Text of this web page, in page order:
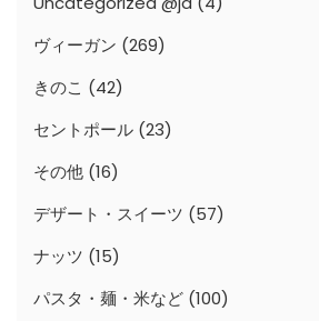
ヴィーガン (269)
きのこ (42)
セントポール (23)
その他 (16)
デザート・スイーツ (57)
ナッツ (15)
パスタ・麺・米など (100)